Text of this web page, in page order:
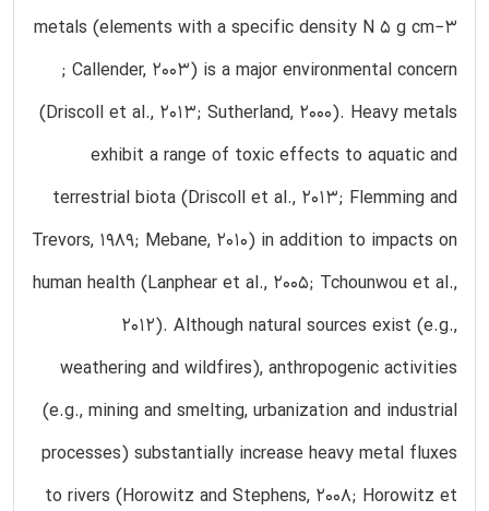
metals (elements with a specific density N 5 g cm−3
; Callender, 2003) is a major environmental concern
(Driscoll et al., 2013; Sutherland, 2000). Heavy metals
exhibit a range of toxic effects to aquatic and
terrestrial biota (Driscoll et al., 2013; Flemming and
Trevors, 1989; Mebane, 2010) in addition to impacts on
human health (Lanphear et al., 2005; Tchounwou et al.,
2012). Although natural sources exist (e.g.,
weathering and wildfires), anthropogenic activities
(e.g., mining and smelting, urbanization and industrial
processes) substantially increase heavy metal fluxes
to rivers (Horowitz and Stephens, 2008; Horowitz et